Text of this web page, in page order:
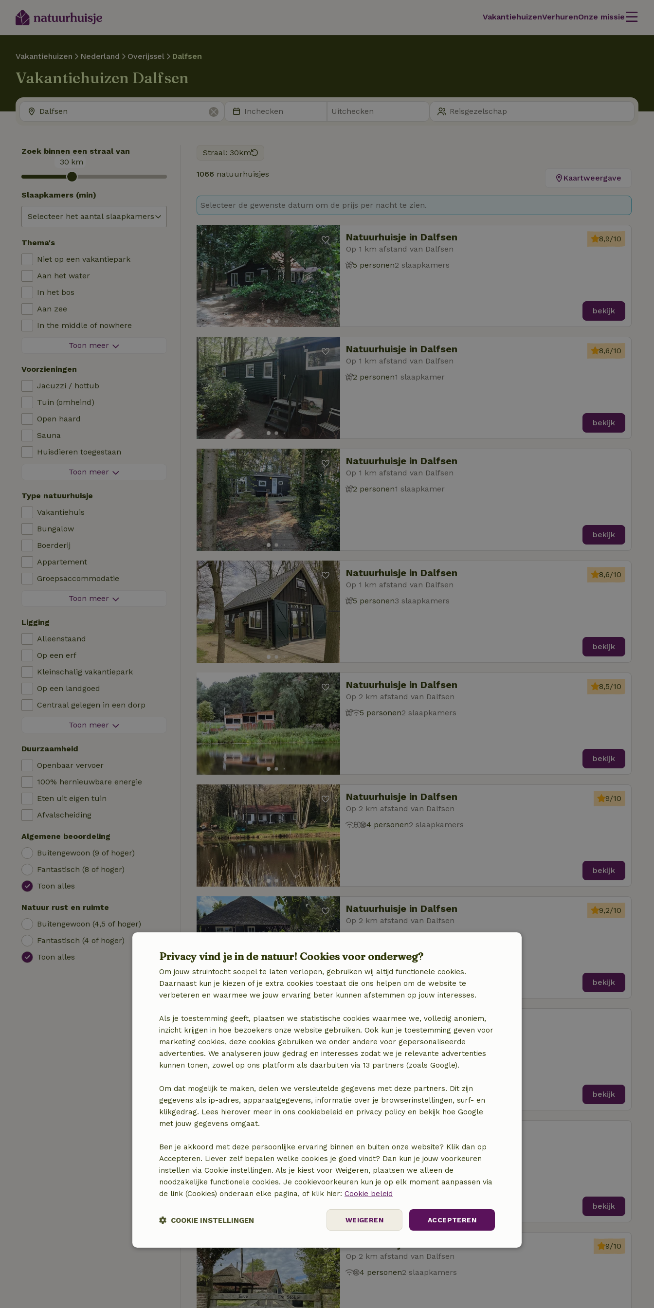
VakantiehuizenVerhurenOnze missie
Vakantiehuizen Nederland Overijssel Dalfsen
Vakantiehuizen Dalfsen
Straal: 30km
1066 natuurhuisjes Kaartweergave
Selecteer de gewenste datum om de prijs per nacht te zien.
Natuurhuisje in Dalfsen
Op 1 km afstand van Dalfsen
8,9/10
5 personen2 slaapkamers
bekijk
Natuurhuisje in Dalfsen
Op 1 km afstand van Dalfsen
8,6/10
2 personen1 slaapkamer
bekijk
Natuurhuisje in Dalfsen
Op 1 km afstand van Dalfsen
2 personen1 slaapkamer
bekijk
Natuurhuisje in Dalfsen
Op 1 km afstand van Dalfsen
8,6/10
5 personen3 slaapkamers
bekijk
Natuurhuisje in Dalfsen
Op 2 km afstand van Dalfsen
8,5/10
5 personen2 slaapkamers
bekijk
Natuurhuisje in Dalfsen
Op 2 km afstand van Dalfsen
9/10
4 personen2 slaapkamers
bekijk
Natuurhuisje in Dalfsen
Op 2 km afstand van Dalfsen
9,2/10
bekijk
Natuurhuisje in Dalfsen
Op 2 km afstand van Dalfsen
2 personen
1 slaapkamer
bekijk
Op 2 km afstand van Dalfsen
2 personen1 slaapkamer
bekijk
Op 2 km afstand van Dalfsen
9/10
4 personen2 slaapkamers
Zoek binnen een straal van
30 km
Slaapkamers (min)
Thema's
Niet op een vakantiepark
Aan het water
In het bos
Aan zee
In the middle of nowhere
Tussen de velden
In de polder
In de bergen
Helemaal alleen
In een boomgaard
Viswater in de buurt
Toon meer
Voorzieningen
Jacuzzi / hottub
Tuin (omheind)
Open haard
Sauna
Huisdieren toegestaan
Vuurwerkvrije omgeving
Direct boekbaar
Wasmachine
Afwasmachine
Tuinmeubilair
Internettoegang (WiFi)
Koel-/vriescombinatie
Tv
Internet
Barbecue
Verwarming (CV)
Kinderstoel
Auto laadpaal
Zwembad (gemeenschappelijk)
Rolstoel toegankelijk
Zwembad (privé)
Toon meer
Type natuurhuisje
Vakantiehuis
Bungalow
Boerderij
Appartement
Groepsaccommodatie
Tiny house
Landhuis
Chalet
Villa
Glamping
Blokhut
Logies
Pipowagen
Safaritent
Kampeerplek
Boot
Toon meer
Ligging
Alleenstaand
Op een erf
Kleinschalig vakantiepark
Op een landgoed
Centraal gelegen in een dorp
Aan de rand van een dorp
Toon meer
Duurzaamheid
Openbaar vervoer
100% hernieuwbare energie
Eten uit eigen tuin
Afvalscheiding
Algemene beoordeling
Buitengewoon (9 of hoger)
Fantastisch (8 of hoger)
Toon alles
Natuur rust en ruimte
Buitengewoon (4,5 of hoger)
Fantastisch (4 of hoger)
Toon alles
Privacy vind je in de natuur! Cookies voor onderweg?
Om jouw struintocht soepel te laten verlopen, gebruiken wij altijd functionele cookies.
Daarnaast kun je kiezen of je extra cookies toestaat die ons helpen om de website te
verbeteren en waarmee we jouw ervaring beter kunnen afstemmen op jouw interesses.
Als je toestemming geeft, plaatsen we statistische cookies waarmee we, volledig anoniem,
inzicht krijgen in hoe bezoekers onze website gebruiken. Ook kun je toestemming geven voor
marketing cookies, deze cookies gebruiken we onder andere voor gepersonaliseerde
advertenties. We analyseren jouw gedrag en interesses zodat we je relevante advertenties
kunnen tonen, zowel op ons platform als daarbuiten via 13 partners (zoals Google).
Om dat mogelijk te maken, delen we versleutelde gegevens met deze partners. Dit zijn
gegevens als ip-adres, apparaatgegevens, informatie over je browserinstellingen, surf- en
klikgedrag. Lees hierover meer in ons cookiebeleid en privacy policy en bekijk hoe Google
met jouw gegevens omgaat.
Ben je akkoord met deze persoonlijke ervaring binnen en buiten onze website? Klik dan op
Accepteren. Liever zelf bepalen welke cookies je goed vindt? Dan kun je jouw voorkeuren
instellen via Cookie instellingen. Als je kiest voor Weigeren, plaatsen we alleen de
noodzakelijke functionele cookies. Je cookievoorkeuren kun je op elk moment aanpassen via
de link (Cookies) onderaan elke pagina, of klik hier: Cookie beleid
ACCEPTEREN
WEIGEREN
COOKIE INSTELLINGEN
Strikt
noodzakelijk
Prestatie Targeting Functioneel
Niet-
geclassificeerd